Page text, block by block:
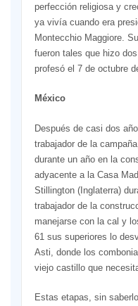
perfección religiosa y
ya vivía cuando era
Montecchio Maggiore.
fueron tales que hizo
profesó el 7 de octubre
México
Después de casi dos
trabajador de la
durante un año en la
adyacente a la Casa
Stillington (Inglaterra)
trabajador de la
manejarse con la cal y
61 sus superiores lo
Asti, donde los
viejo castillo que
Estas etapas, sin